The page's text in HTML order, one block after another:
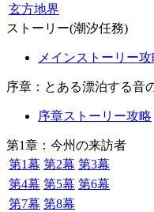
玄方地界
ストーリー(潮汐任務)
メインストーリー
序章：とある漂泊する音
序章ストーリー攻略
第1章：今州の来訪者
第1幕 第2幕 第3幕
第4幕 第5幕 第6幕
第7幕 第8幕